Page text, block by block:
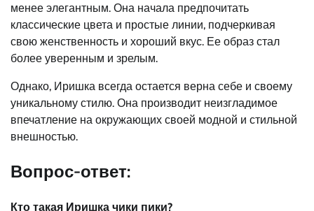
менее элегантным. Она начала предпочитать
классические цвета и простые линии, подчеркивая
свою женственность и хороший вкус. Ее образ стал
более уверенным и зрелым.
Однако, Иришка всегда остается верна себе и своему
уникальному стилю. Она производит неизгладимое
впечатление на окружающих своей модной и стильной
внешностью.
Вопрос-ответ:
Кто такая Иришка чики пики?